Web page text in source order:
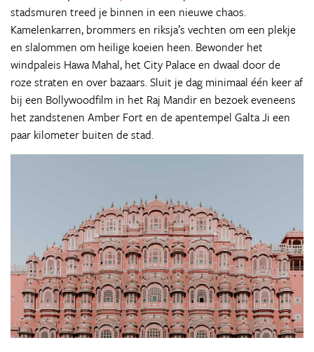
stadsmuren treed je binnen in een nieuwe chaos.
Kamelenkarren, brommers en riksja’s vechten om een plekje
en slalommen om heilige koeien heen. Bewonder het
windpaleis Hawa Mahal, het City Palace en dwaal door de
roze straten en over bazaars. Sluit je dag minimaal één keer af
bij een Bollywoodfilm in het Raj Mandir en bezoek eveneens
het zandstenen Amber Fort en de apentempel Galta Ji een
paar kilometer buiten de stad.